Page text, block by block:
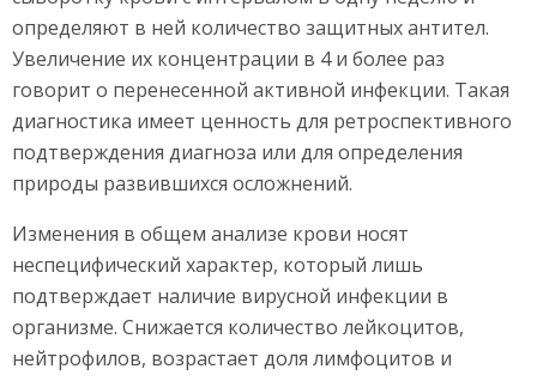
определяют в ней количество защитных антител.
Увеличение их концентрации в 4 и более раз
говорит о перенесенной активной инфекции. Такая
диагностика имеет ценность для ретроспективного
подтверждения диагноза или для определения
природы развившихся осложнений.
Изменения в общем анализе крови носят
неспецифический характер, который лишь
подтверждает наличие вирусной инфекции в
организме. Снижается количество лейкоцитов,
нейтрофилов, возрастает доля лимфоцитов и